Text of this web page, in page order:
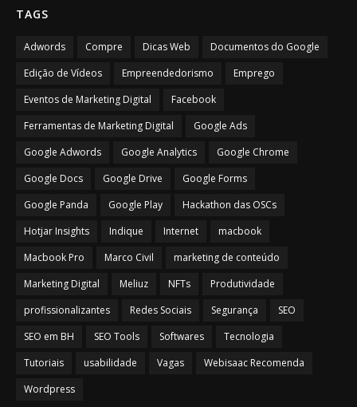
TAGS
Adwords Compre Dicas Web
Documentos do Google
Edição de Vídeos
Empreendedorismo
Emprego
Eventos de Marketing Digital
Facebook
Ferramentas de Marketing Digital
Google Ads
Google Adwords
Google Analytics
Google Chrome
Google Docs
Google Drive
Google Forms
Google Panda
Google Play
Hackathon das OSCs
Hotjar Insights
Indique Internet
macbook
Macbook Pro
Marco Civil
marketing de conteúdo
Marketing Digital
Meliuz NFTs
Produtividade
profissionalizantes
Redes Sociais Segurança
SEO
SEO em BH
SEO Tools Softwares
Tecnologia
Tutoriais
usabilidade Vagas
Webisaac Recomenda
Wordpress